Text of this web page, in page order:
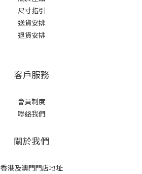
尺寸指引
送貨安排
退貨安排
客戶服務
會員制度
聯絡我們
關於我們
香港及澳門門店地址